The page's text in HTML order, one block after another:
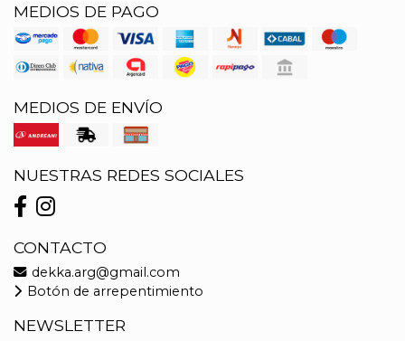
MEDIOS DE PAGO
MEDIOS DE ENVÍO
NUESTRAS REDES SOCIALES
CONTACTO
dekka.arg@gmail.com
Botón de arrepentimiento
NEWSLETTER